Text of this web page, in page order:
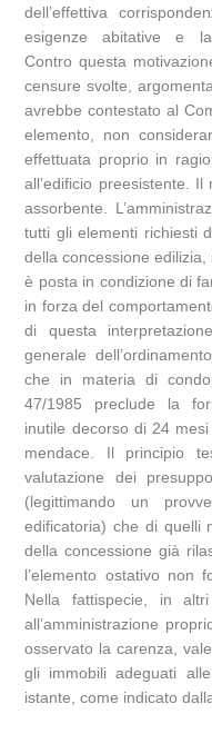
dell’effettiva
esigenze abitative e
Contro questa
censure svolte,
avrebbe contestato al
elemento, non
effettuata proprio in
all’edificio preesistente.
assorbente.
tutti gli elementi richiesti
della concessione
è posta in condizione di
in forza del
di questa
generale
che in materia di
47/1985 preclude la
inutile decorso di 24
mendace. Il principio
valutazione dei
(legittimando un
edificatoria) che di quelli
della concessione già
l’elemento ostativo non
Nella fattispecie, in
all’amministrazione
osservato la carenza,
gli immobili adeguati
istante, come indicato